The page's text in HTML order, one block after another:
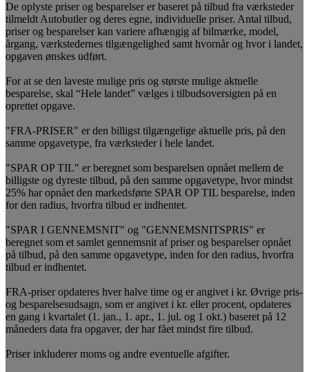
De oplyste priser og besparelser er baseret på tilbud fra værksteder
tilmeldt Autobutler og deres egne, individuelle priser. Antal tilbud,
priser og besparelser kan variere afhængig af bilmærke, model,
årgang, værkstedernes tilgængelighed samt hvornår og hvor i landet,
opgaven ønskes udført.
For at se den laveste mulige pris og største mulige aktuelle
besparelse, skal “Hele landet” vælges i tilbudsoversigten på en
oprettet opgave.
"FRA-PRISER" er den billigst tilgængelige aktuelle pris, på den
samme opgavetype, fra værksteder i hele landet.
"SPAR OP TIL" er beregnet som besparelsen opnået mellem de
billigste og dyreste tilbud, på den samme opgavetype, hvor mindst
25% har opnået den markedsførte SPAR OP TIL besparelse, inden
for den radius, hvorfra tilbud er indhentet.
"SPAR I GENNEMSNIT" og "GENNEMSNITSPRIS" er
beregnet som et samlet gennemsnit af priser og besparelser opnået
på tilbud, på den samme opgavetype, inden for den radius, hvorfra
tilbud er indhentet.
FRA-priser opdateres hver halve time og er angivet i kr. Øvrige pris-
og besparelsesudsagn, som er angivet i kr. eller procent, opdateres
en gang i kvartalet (1. jan., 1. apr., 1. jul. og 1 okt.) baseret på 12
måneders data fra opgaver, der har fået mindst fire tilbud.
Priser inkluderer moms og andre eventuelle afgifter.